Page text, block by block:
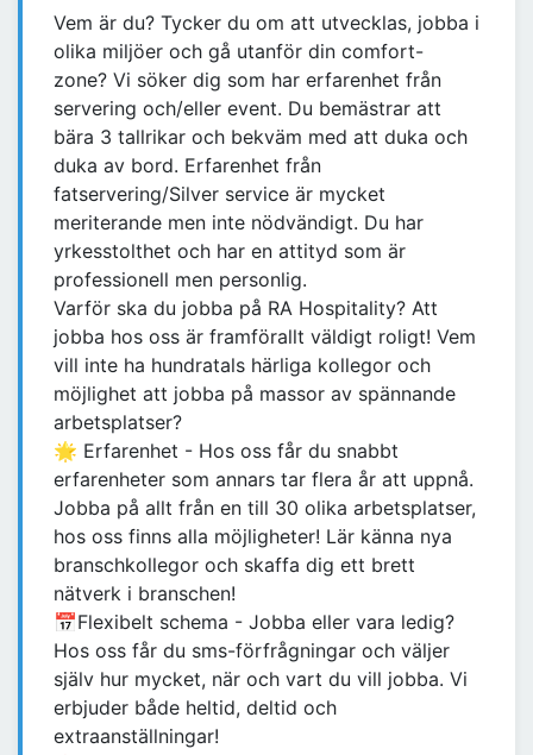
Vem är du? Tycker du om att utvecklas, jobba i
olika miljöer och gå utanför din comfort-
zone? Vi söker dig som har erfarenhet från
servering och/eller event. Du bemästrar att
bära 3 tallrikar och bekväm med att duka och
duka av bord. Erfarenhet från
fatservering/Silver service är mycket
meriterande men inte nödvändigt. Du har
yrkesstolthet och har en attityd som är
professionell men personlig.
Varför ska du jobba på RA Hospitality? Att
jobba hos oss är framförallt väldigt roligt! Vem
vill inte ha hundratals härliga kollegor och
möjlighet att jobba på massor av spännande
arbetsplatser?
🌟 Erfarenhet - Hos oss får du snabbt
erfarenheter som annars tar flera år att uppnå.
Jobba på allt från en till 30 olika arbetsplatser,
hos oss finns alla möjligheter! Lär känna nya
branschkollegor och skaffa dig ett brett
nätverk i branschen!
📅Flexibelt schema - Jobba eller vara ledig?
Hos oss får du sms-förfrågningar och väljer
själv hur mycket, när och vart du vill jobba. Vi
erbjuder både heltid, deltid och
extraanställningar!